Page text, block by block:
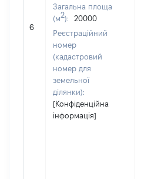
6
Загальна площа
(м2):
20000
Реєстраційний
номер
(кадастровий
номер для
земельної
ділянки):
[Конфіденційна
інформація]